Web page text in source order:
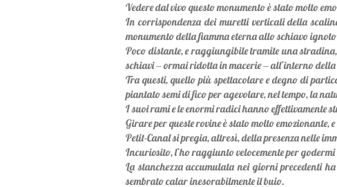
Vedere dal vivo questo monumento è stato molto
In corrispondenza dei muretti verticali della
monumento della fiamma eterna allo schiavo
Poco distante, e raggiungibile tramite una
schiavi ‒ ormai ridotta in macerie ‒ all’interno
Tra questi, quello più spettacolare e degno di
piantato semi di fico per agevolare, nel tempo, la
I suoi rami e le enormi radici hanno effettivamente
Girare per queste rovine è stato molto
Petit-Canal si pregia, altresì, della presenza nelle
Incuriosito, l’ho raggiunto velocemente per
La stanchezza accumulata nei giorni precedenti
sembrato calar inesorabilmente il buio.